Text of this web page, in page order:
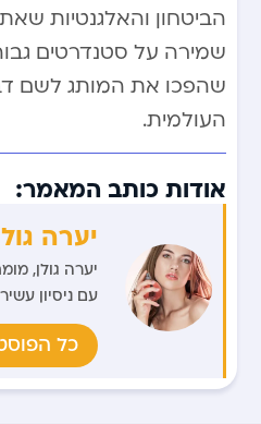
הביטחון והאלגנטיות
שמירה על סטנדרטים
שהפכו את המותג לשם
העולמית.
אודות כותב המאמר:
יערה
יערה גולן,
עם ניסיון
כל